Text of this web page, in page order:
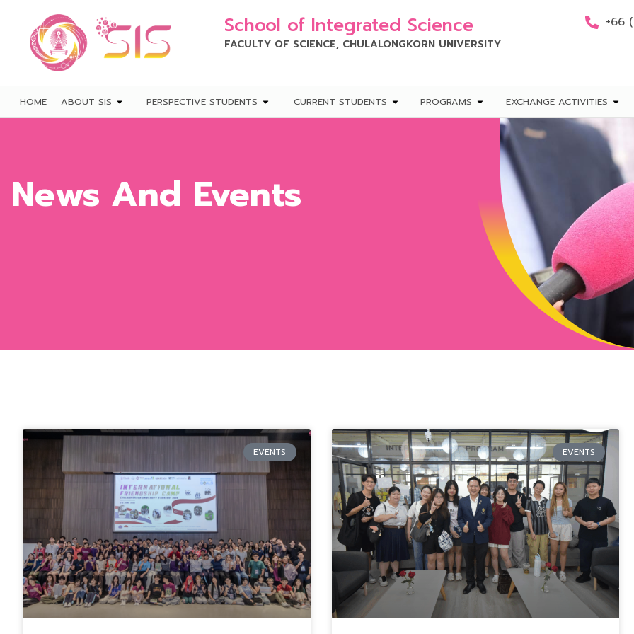
School of Integrated Science
FACULTY OF SCIENCE, CHULALONGKORN UNIVERSITY
+66
HOME ABOUT SIS PERSPECTIVE STUDENTS CURRENT STUDENTS PROGRAMS EXCHANGE ACTIVITIES
News And Events
EVENTS EVENTS